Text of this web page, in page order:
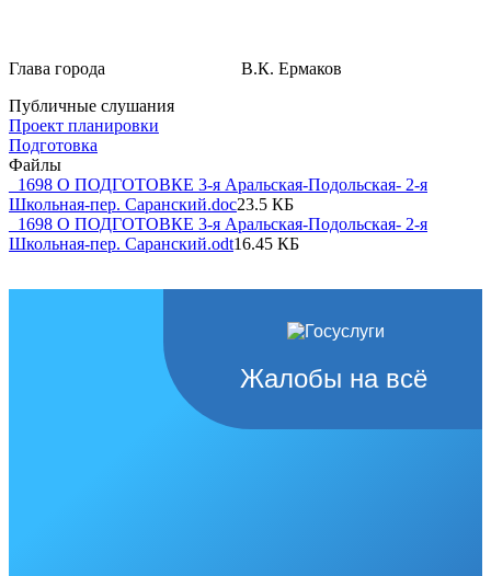
Глава города В.К. Ермаков
Публичные слушания
Проект планировки
Подготовка
Файлы
_1698 О ПОДГОТОВКЕ 3-я Аральская-Подольская- 2-я
Школьная-пер. Саранский.doc23.5 КБ
_1698 О ПОДГОТОВКЕ 3-я Аральская-Подольская- 2-я
Школьная-пер. Саранский.odt16.45 КБ
Жалобы на всё